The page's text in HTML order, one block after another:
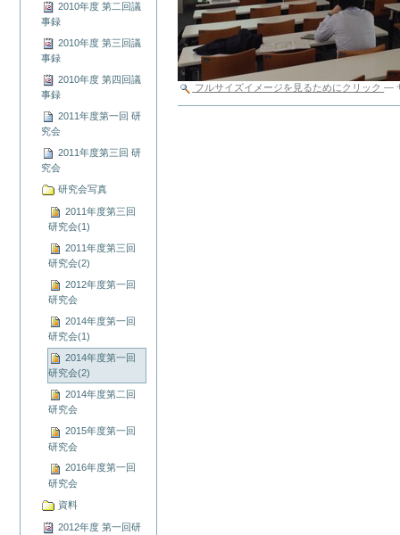
2010年度 第二回議
事録
2010年度 第三回議
事録
2010年度 第四回議
事録
2011年度第一回 研
究会
2011年度第三回 研
究会
研究会写真
2011年度第三回
研究会(1)
2011年度第三回
研究会(2)
2012年度第一回
研究会
2014年度第一回
研究会(1)
2014年度第一回
研究会(2)
2014年度第二回
研究会
2015年度第一回
研究会
2016年度第一回
研究会
資料
2012年度 第一回研
フルサイズイメージを見るためにクリック —